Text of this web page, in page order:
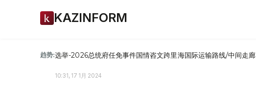
KAZINFORM
趋势:选举-2026总统府任免事件国情咨文跨里海国际运输路线/中间走廊
10:31, 17 1月 2024